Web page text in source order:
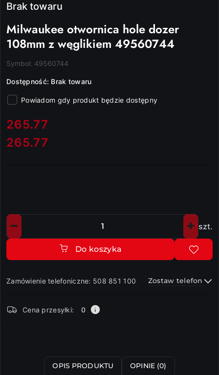
Brak towaru
Milwaukee otwornica hole dozer
108mm z węglikiem 49560744
Symbol: 49560744
Dostępność: Brak towaru
Powiadom gdy produkt będzie dostępny
cena:
265.77
Cena:
265.77
Ilość szt.
Do koszyka
Zamówienie telefoniczne: 508 851 100 Zostaw telefon
i
Cena przesyłki: 0
OPIS PRODUKTU OPINIE (0)